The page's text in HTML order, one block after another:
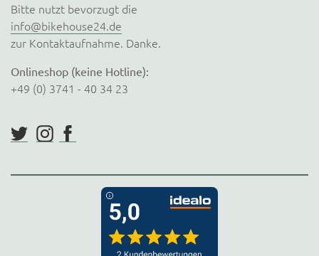
Bitte nutzt bevorzugt die
info@bikehouse24.de
zur Kontaktaufnahme. Danke.
Onlineshop (keine Hotline):
+49 (0) 3741 - 40 34 23